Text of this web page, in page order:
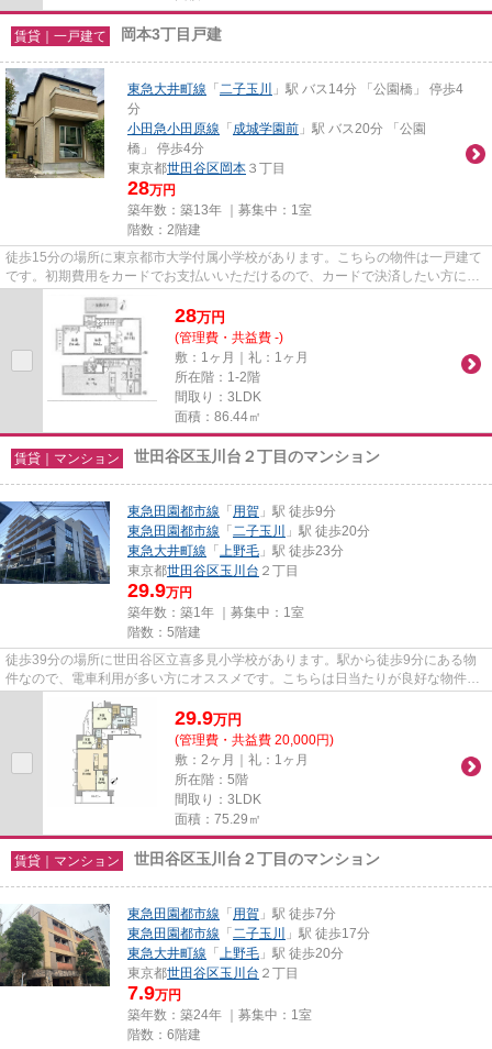
賃貸｜一戸建て 岡本3丁目戸建
東急大井町線 「二子玉川
」駅 バス14分 「公園橋」 停歩4
分
小田急小田原線 「成城学園前 」駅 バス20分 「公園
橋」 停歩4分
東京都世田谷区岡本 ３丁目
28万円
築年数：築13年 ｜募集中： 1室
階数：2階建
徒歩15分の場所に東京都市大学付属小学校があります。こちらの物件は一戸建て
です。初期費用をカードでお支払いいただけるので、カードで決済したい方にも
おすすめです。物件を選ぶ際...
28万円
(管理費・共益費 -)
敷：1ヶ月｜礼：1ヶ月
所在階：1-2階
間取り：3LDK
面積：86.44㎡
賃貸｜マンション 世田谷区玉川台２丁目のマンション
東急田園都市線 「用賀 」駅 徒歩9分
東急田園都市線 「二子玉川
」駅 徒歩20分
東急大井町線 「 上野毛 」駅 徒歩23分
東京都世田谷区玉川台 ２丁目
29.9万円
築年数：築1年 ｜募集中： 1室
階数：5階建
徒歩39分の場所に世田谷区立喜多見小学校があります。駅から徒歩9分にある物
件なので、電車利用が多い方にオススメです。こちらは日当たりが良好な物件で
す。きれいな外装・内装がポイ...
29.9万円
(管理費・共益費 20,000円)
敷：2ヶ月｜礼：1ヶ月
所在階：5階
間取り：3LDK
面積：75.29㎡
賃貸｜マンション 世田谷区玉川台２丁目のマンション
東急田園都市線 「用賀 」駅 徒歩7分
東急田園都市線 「二子玉川
」駅 徒歩17分
東急大井町線 「 上野毛 」駅 徒歩20分
東京都世田谷区玉川台 ２丁目
7.9万円
築年数：築24年 ｜募集中： 1室
階数：6階建